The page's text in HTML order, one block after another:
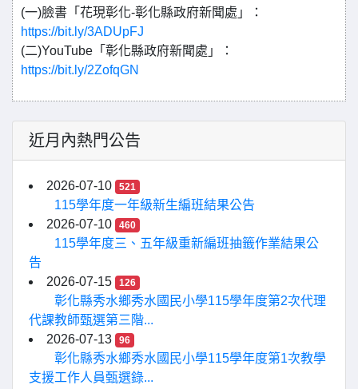
(一)臉書「花現彰化-彰化縣政府新聞處」：
https://bit.ly/3ADUpFJ
(二)YouTube「彰化縣政府新聞處」：
https://bit.ly/2ZofqGN
近月內熱門公告
2026-07-10 521
115學年度一年級新生編班結果公告
2026-07-10
460
115學年度三、五年級重新編班抽籤作業結果公
告
2026-07-15
126
彰化縣秀水鄉秀水國民小學115學年度第2次代理
代課教師甄選第三階...
2026-07-13
96
彰化縣秀水鄉秀水國民小學115學年度第1次教學
支援工作人員甄選錄...